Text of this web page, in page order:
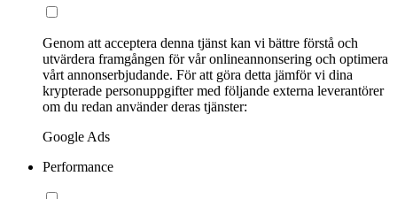
Genom att acceptera denna tjänst kan vi bättre förstå och
utvärdera framgången för vår onlineannonsering och optimera
vårt annonserbjudande. För att göra detta jämför vi dina
krypterade personuppgifter med följande externa leverantörer
om du redan använder deras tjänster:
Google Ads
Performance